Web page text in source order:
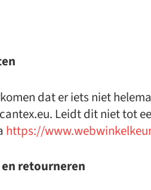
dat er iets niet
Leidt dit niet tot
https://
retourneren